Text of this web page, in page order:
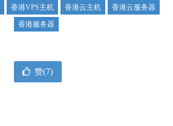
香港VPS主机 香港云主机
香港云服务器
香港服务器
赞(7)